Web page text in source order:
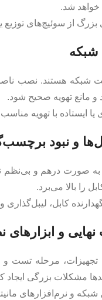
خواهد شد.
بزرگ از سوئیچ‌های توزیع
هستند. نصب
و مانع تهویه صحیح شود.
یا ایستاده با تهویه
به‌ صورت درهم و
را بالا می‌برد.
کابل،
مرحله تست و
مشکلات بزرگی ایجاد
شبکه و نرم‌افزارهای